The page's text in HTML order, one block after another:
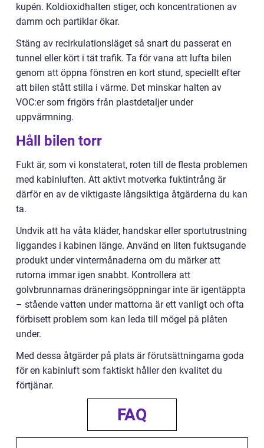
kupén. Koldioxidhalten stiger, och koncentrationen av
damm och partiklar ökar.
Stäng av recirkulationsläget så snart du passerat en
tunnel eller kört i tät trafik. Ta för vana att lufta bilen
genom att öppna fönstren en kort stund, speciellt efter
att bilen stått stilla i värme. Det minskar halten av
VOC:er som frigörs från plastdetaljer under
uppvärmning.
Håll bilen torr
Fukt är, som vi konstaterat, roten till de flesta problemen
med kabinluften. Att aktivt motverka fuktintrång är
därför en av de viktigaste långsiktiga åtgärderna du kan
ta.
Undvik att ha våta kläder, handskar eller sportutrustning
liggandes i kabinen länge. Använd en liten fuktsugande
produkt under vintermånaderna om du märker att
rutorna immar igen snabbt. Kontrollera att
golvbrunnarnas dräneringsöppningar inte är igentäppta
– stående vatten under mattorna är ett vanligt och ofta
förbisett problem som kan leda till mögel på plåten
under.
Med dessa åtgärder på plats är förutsättningarna goda
för en kabinluft som faktiskt håller den kvalitet du
förtjänar.
FAQ